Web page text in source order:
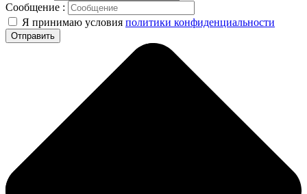
Сообщение :
Я принимаю условия политики конфиденциальности
Отправить